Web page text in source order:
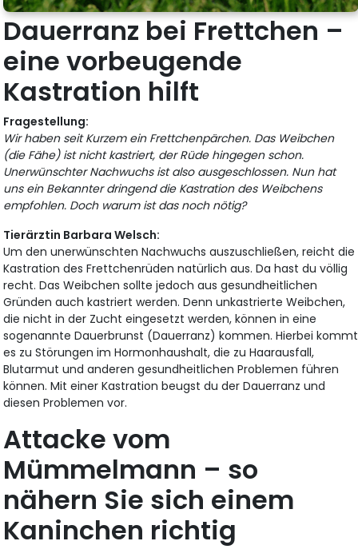
Dauerranz bei Frettchen –
eine vorbeugende
Kastration hilft
Fragestellung:
Wir haben seit Kurzem ein Frettchenpärchen. Das Weibchen
(die Fähe) ist nicht kastriert, der Rüde hingegen schon.
Unerwünschter Nachwuchs ist also ausgeschlossen. Nun hat
uns ein Bekannter dringend die Kastration des Weibchens
empfohlen. Doch warum ist das noch nötig?
Tierärztin Barbara Welsch:
Um den unerwünschten Nachwuchs auszuschließen, reicht die
Kastration des Frettchenrüden natürlich aus. Da hast du völlig
recht. Das Weibchen sollte jedoch aus gesundheitlichen
Gründen auch kastriert werden. Denn unkastrierte Weibchen,
die nicht in der Zucht eingesetzt werden, können in eine
sogenannte Dauerbrunst (Dauerranz) kommen. Hierbei kommt
es zu Störungen im Hormonhaushalt, die zu Haarausfall,
Blutarmut und anderen gesundheitlichen Problemen führen
können. Mit einer Kastration beugst du der Dauerranz und
diesen Problemen vor.
Attacke vom
Mümmelmann – so
nähern Sie sich einem
Kaninchen richtig